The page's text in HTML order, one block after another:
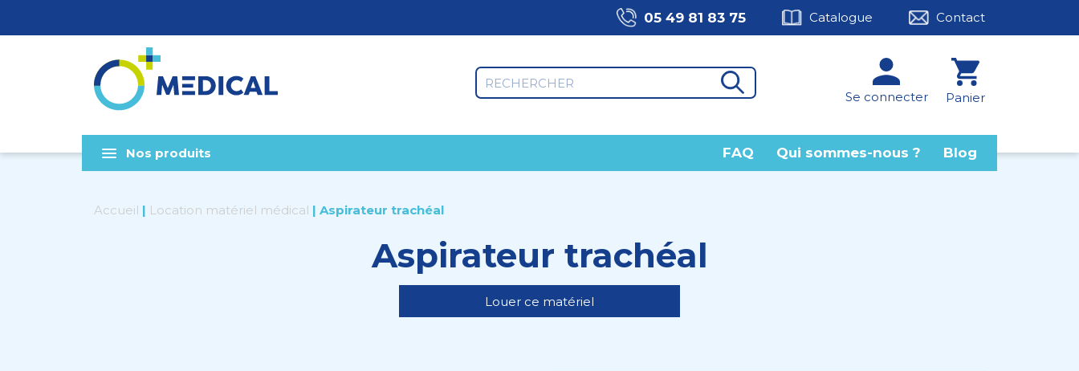
05 49 81 83 75 Catalogue Contact
Se connecter Panier
Nos produits FAQ Qui sommes-nous ? Blog
Accueil | Location matériel médical | Aspirateur trachéal
Aspirateur trachéal
Louer ce matériel